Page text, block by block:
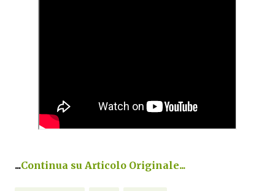
...Continua su Articolo Originale...